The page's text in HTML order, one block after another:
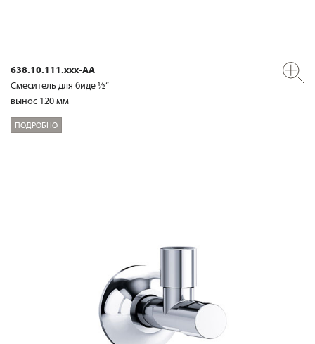
638.10.111.xxx-AA
Смеситель для биде ½“
вынос 120 мм
ПОДРОБНО